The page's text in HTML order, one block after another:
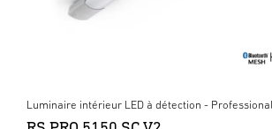
Luminaire intérieur LED à détection -